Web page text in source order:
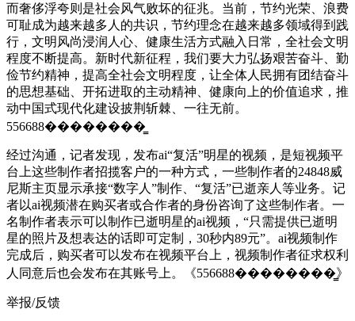
而奢侈浮夸则是社会风气败坏的征兆。当前，节约光荣、浪费
可耻成为越来越多人的共识，节约理念在越来越多领域得到践
行，文明风尚浸润人心、健康生活方式融入日常，全社会文明
程度不断提高。新时代新征程，我们要大力弘扬艰苦奋斗、勤
俭节约精神，提高全社会文明程度，让全体人民拥有团结奋斗
的思想基础、开拓进取的主动精神、健康向上的价值追求，推
动中国式现代化建设披荆斩棘、一往无前。
556688��������̳
经过沟通，记者发现，发布ai“复活”明星的视频，是短视频平
台上这些制作者招揽客户的一种方式，一些制作者的24848威
尼斯主页显示承接“数字人”制作、“复活”已逝亲人等业务。记
者以ai视频潜在购买者或合作者的身份咨询了这些制作者。一
名制作者表示可以制作已逝明星的ai视频，“只需提供已逝明
星的照片及想表达的话即可定制，30秒内89元”。ai视频制作
完成后，购买者可以发布在视频平台上，视频制作者征求权利
人同意后也会发布在其账号上。《556688��������̳》
举报/反馈